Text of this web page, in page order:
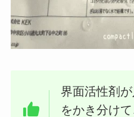
界面活性剤
をかき分け